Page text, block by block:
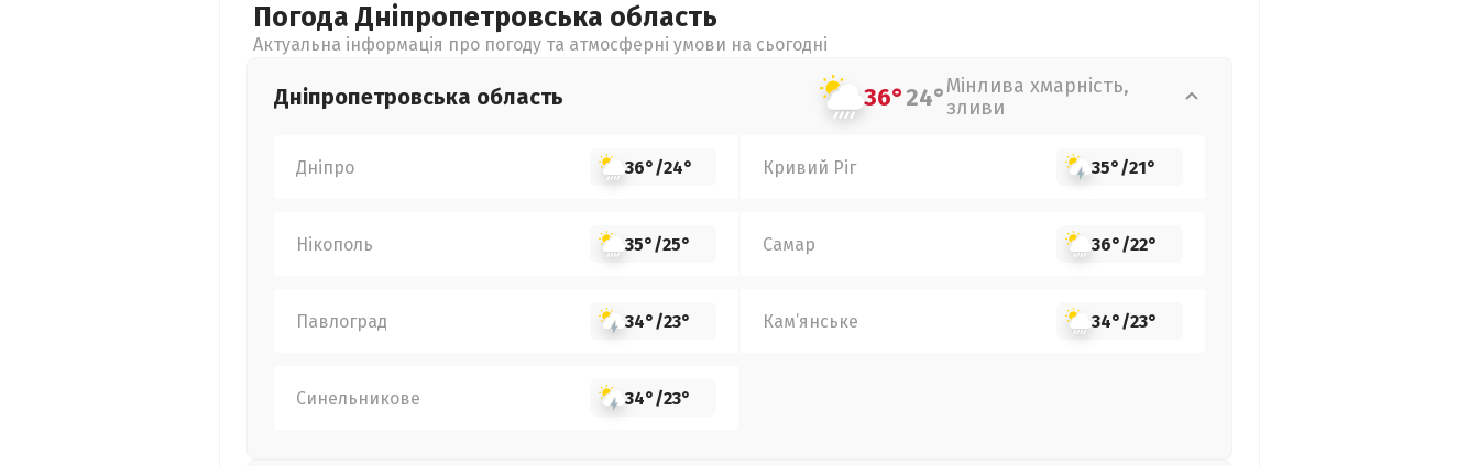
Погода Дніпропетровська область
Актуальна інформація про погоду та атмосферні умови на сьогодні
Дніпропетровська область 36°24°Мінлива хмарність,
зливи
Дніпро 36°/24° Кривий Ріг 35°/21°
Нікополь 35°/25° Самар 36°/22°
Павлоград 34°/23° Кам’янське 34°/23°
Синельникове 34°/23°